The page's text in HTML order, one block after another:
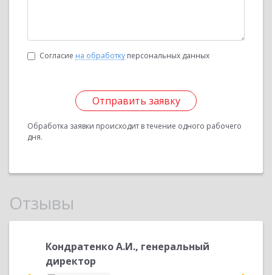
Согласие на обработку персональных данных
Отправить заявку
Обработка заявки происходит в течение одного рабочего
дня.
Отзывы
Кондратенко А.И., генеральный
директор